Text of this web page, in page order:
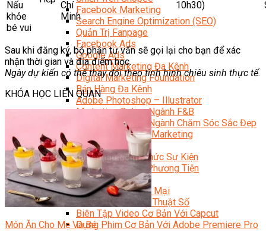
Facebook Marketing
Search Engine Optimization (SEO)
Quản Trị Fanpage
Facebook Ads
Google Ads
Content Marketing Đa Kênh
Digital Marketing Foundation
Bán Hàng Đa Kênh
Adobe Photoshop – Illustrator
Marketing Online Ngành F&B
Marketing Online Ngành Chăm Sóc Sắc Đẹp
Chuyên Đề Digital Marketing
Media Production
Chuyên Viên Tổ Chức Sự Kiện
Truyền Thông Đa Phương Tiện
Media Production
Nhiếp Ảnh Thương Mại
Sản Xuất Phim Kỹ Thuật Số
Biên Tập Video Cơ Bản Với Capcut
Dựng Phim Cơ Bản Với Adobe Premiere Pro
Nấu
khỏe
bé vui
Chí
Minh
10h30)
Sau khi đăng ký, bộ phận tư vấn sẽ gọi lại cho bạn để xác
nhận thời gian và địa điểm học.
Ngày dự kiến có thể thay đổi theo tình hình chiêu sinh thực tế.
KHÓA HỌC LIÊN QUAN
Món Ăn Cho Mẹ Và Bé